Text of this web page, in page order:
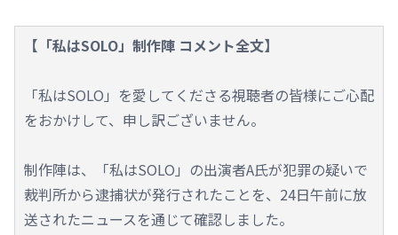
【「私はSOLO」制作陣 コメント全文】
「私はSOLO」を愛してくださる視聴者の皆様にご心配
をおかけして、申し訳ございません。
制作陣は、「私はSOLO」の出演者A氏が犯罪の疑いで
裁判所から逮捕状が発行されたことを、24日午前に放
送されたニュースを通じて確認しました。